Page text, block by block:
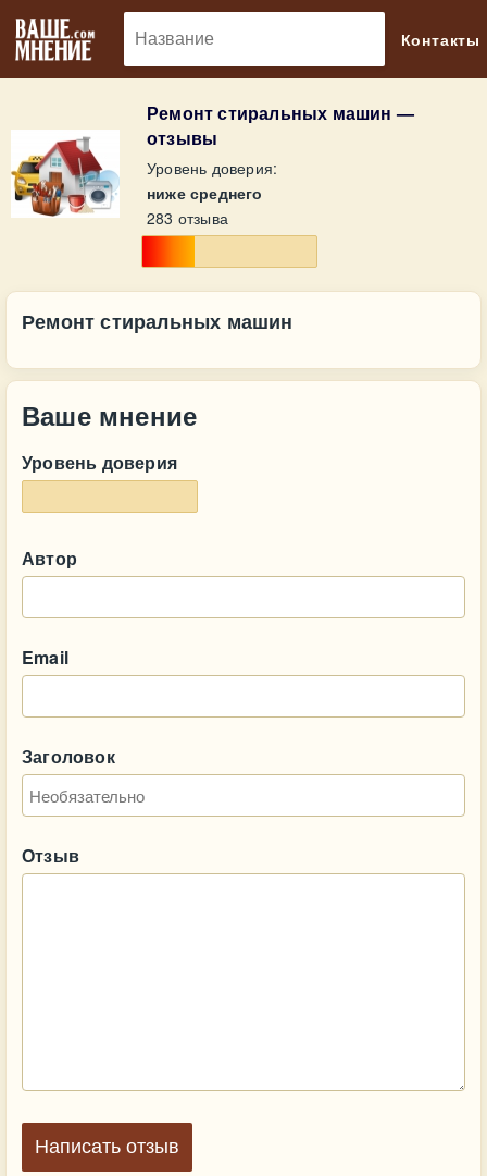
Контакты
Ремонт стиральных машин —
отзывы
Уровень доверия:
ниже среднего
283 отзыва
Ремонт стиральных машин
Ваше мнение
Уровень доверия
Автор
Email
Заголовок
Отзыв
Написать отзыв